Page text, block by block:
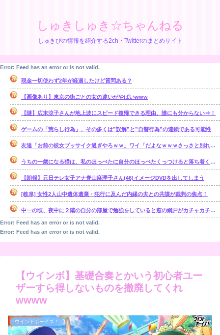
しゅきしゅき☆ちゃんねる
しゅきぴの情報を紹介する2ch・Twitterのまとめサイト
Error: Feed has an error or is not valid.
現金一切使わず2年が経過したけど質問ある？
【画像あり】東京の街ごとの女の違いがやばいwww
【謎】広末涼子さんが地上波にスピード復帰できる理由、誰にも分からない⇒！
ゲームの「荒らし行為」、その多くは”誤解”と”自警行為”の連鎖である可能性
友達「お前の彼女ブッサイク過ぎやろｗｗ」ワイ「だよなｗｗｗさっさと別れたいわｗｗｗ」
うちの一歳になる猫は、私のほっぺたに自分のほっぺたくっつけると落ち着くのか・・・【再】
【朗報】元日テレ女子アナ脊山麻理子さん(46)イメージDVDを出してしまう
[岐阜] 女性2人山中遺体遺棄・犯行に及んだ内縁の夫との共謀が裁判の焦点！
中一の頃、夜中に２階の自分の部屋で勉強をしていると窓の網戸がカチャカチャ鳴り出した。【再】
Error: Feed has an error or is not valid.
Error: Feed has an error or is not valid.
【ウインボ】基礎合奏とかいう初心者ユー
ザーすら得しないものを撤廃してくれ
wwww
ウインドボーイズ！